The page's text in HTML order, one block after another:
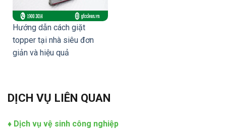
Hướng dẫn cách giặt
topper tại nhà siêu đơn
giản và hiệu quả
DỊCH VỤ LIÊN QUAN
♦ Dịch vụ vệ sinh công nghiệp